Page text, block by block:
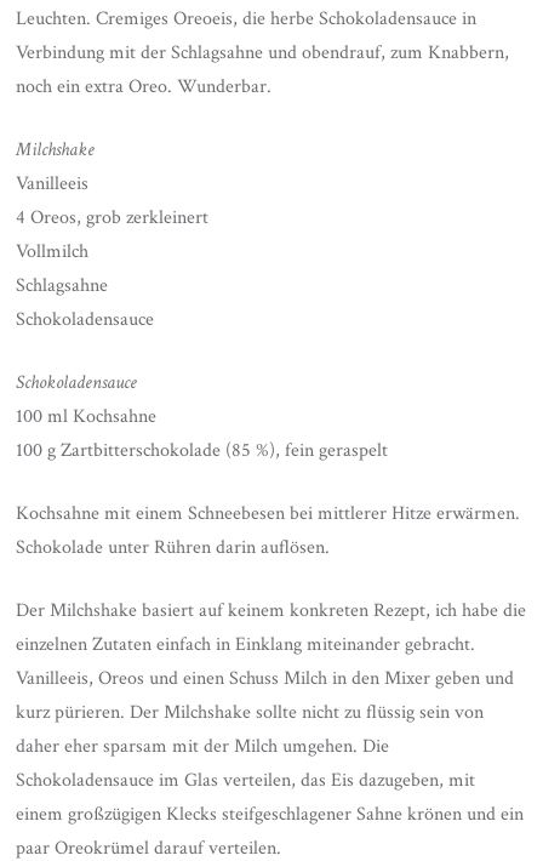
Leuchten. Cremiges Oreoeis, die herbe Schokoladensauce in
Verbindung mit der Schlagsahne und obendrauf, zum Knabbern,
noch ein extra Oreo. Wunderbar.
Milchshake
Vanilleeis
4 Oreos, grob zerkleinert
Vollmilch
Schlagsahne
Schokoladensauce
Schokoladensauce
100 ml Kochsahne
100 g Zartbitterschokolade (85 %), fein geraspelt
Kochsahne mit einem Schneebesen bei mittlerer Hitze erwärmen.
Schokolade unter Rühren darin auflösen.
Der Milchshake basiert auf keinem konkreten Rezept, ich habe die
einzelnen Zutaten einfach in Einklang miteinander gebracht.
Vanilleeis, Oreos und einen Schuss Milch in den Mixer geben und
kurz pürieren. Der Milchshake sollte nicht zu flüssig sein von
daher eher sparsam mit der Milch umgehen. Die
Schokoladensauce im Glas verteilen, das Eis dazugeben, mit
einem großzügigen Klecks steifgeschlagener Sahne krönen und ein
paar Oreokrümel darauf verteilen.